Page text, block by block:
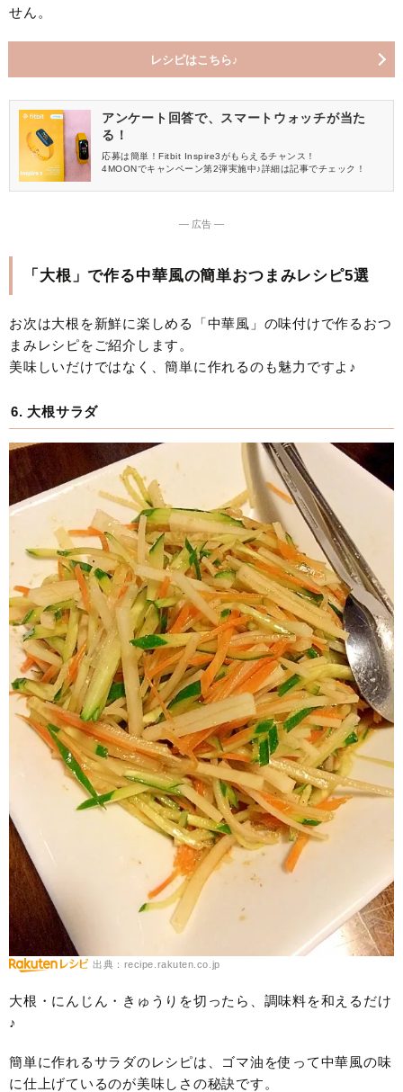
せん。
レシピはこちら♪
アンケート回答で、スマートウォッチが当た
る！
応募は簡単！Fitbit Inspire3がもらえるチャンス！
4MOONでキャンペーン第2弾実施中♪詳細は記事でチェック！
― 広告 ―
「大根」で作る中華風の簡単おつまみレシピ5選
お次は大根を新鮮に楽しめる「中華風」の味付けで作るおつ
まみレシピをご紹介します。
美味しいだけではなく、簡単に作れるのも魅力ですよ♪
6. 大根サラダ
出典：recipe.rakuten.co.jp
大根・にんじん・きゅうりを切ったら、調味料を和えるだけ
♪
簡単に作れるサラダのレシピは、ゴマ油を使って中華風の味
に仕上げているのが美味しさの秘訣です。